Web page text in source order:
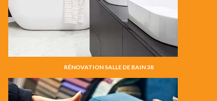
RÉNOVATION SALLE DE BAIN 38